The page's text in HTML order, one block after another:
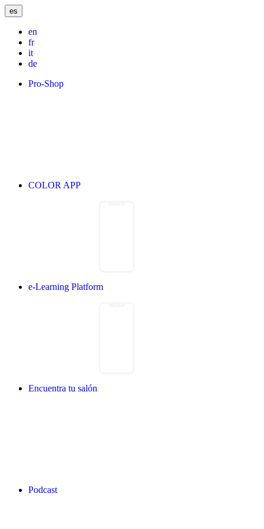
es
en
fr
it
de
Pro-Shop
COLOR APP
e-Learning Platform
Encuentra tu salón
Podcast